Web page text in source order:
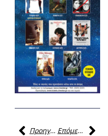
Προηγούμενη
Επόμενη